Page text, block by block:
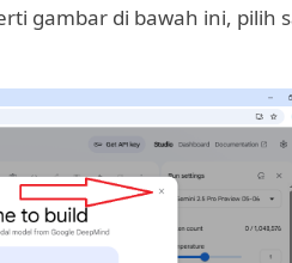
gambar di bawah ini, pilih